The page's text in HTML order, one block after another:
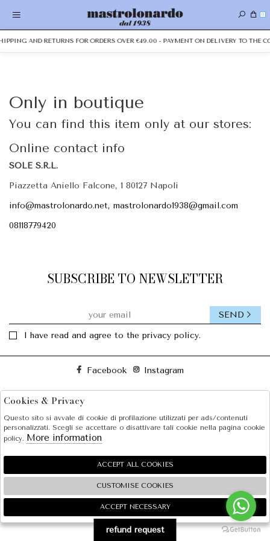
0
AND RETURNS FOR ORDERS OVER €49.00 - PAYMENT ON DELIVERY TO THE
Only in boutique
You can find this item only at our stores:
Online contact info
SOLE S.R.L.
Piazzetta Aniello Falcone, 1 80127 Napoli
info@mastrolonardo.net, mastrolonardo1938@gmail.com
08118779420
SUBSCRIBE TO NEWSLETTER
I have read and agree to the privacy policy.
SEND
Facebook Instagram
SHOPPING
EXTRA
gruppo Zucchetti
🍪
refund request
Cookies & Privacy
Questo sito si avvale di cookie di profilazione utilizzati per ads/contenuti
personalizzati. Scegli se accettare o disattivare tali cookie nella pagina cookie
policy. More information
ACCEPT ALL COOKIES
CUSTOMISE COOKIES
ACCEPT NECESSARY